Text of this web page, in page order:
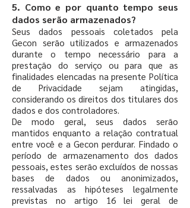
5. Como e por quanto tempo seus
dados serão armazenados?
Seus dados pessoais coletados pela
Gecon serão utilizados e armazenados
durante o tempo necessário para a
prestação do serviço ou para que as
finalidades elencadas na presente Política
de Privacidade sejam atingidas,
considerando os direitos dos titulares dos
dados e dos controladores.
De modo geral, seus dados serão
mantidos enquanto a relação contratual
entre você e a Gecon perdurar. Findado o
período de armazenamento dos dados
pessoais, estes serão excluídos de nossas
bases de dados ou anonimizados,
ressalvadas as hipóteses legalmente
previstas no artigo 16 lei geral de